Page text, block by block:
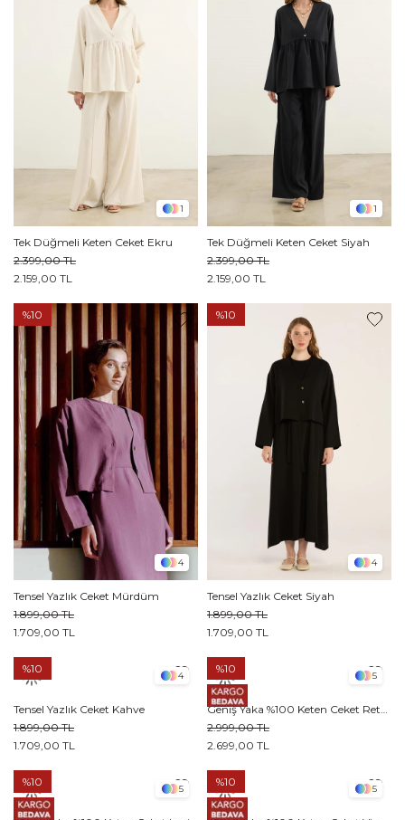
1
Tek Düğmeli Keten Ceket Ekru
2.159,00 TL
2.399,00 TL
1
Tek Düğmeli Keten Ceket Siyah
2.159,00 TL
2.399,00 TL
4
Tensel Yazlık Ceket Mürdüm
1.709,00 TL
1.899,00 TL
%10
4
Tensel Yazlık Ceket Siyah
1.709,00 TL
1.899,00 TL
%10
4
Tensel Yazlık Ceket Kahve
1.709,00 TL
1.899,00 TL
%10
5
2.699,00 TL
2.999,00 TL
%10
5
%10
5
%10